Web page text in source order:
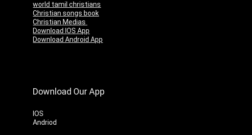
world tamil christians
Christian songs book
Christian Medias
Download IOS App
Download Android App
Download Our App
IOS
Andriod